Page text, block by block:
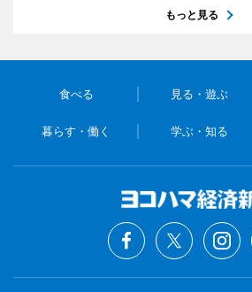
もっと見る
食べる 見る・遊ぶ
暮らす・働く 学ぶ・知る